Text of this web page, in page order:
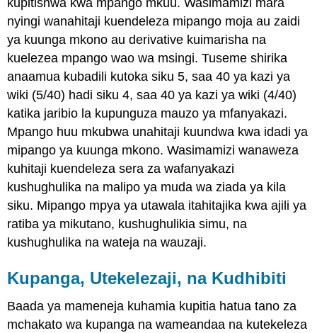
nyingi wanahitaji kuendeleza mipango moja au zaidi
ya kuunga mkono au derivative kuimarisha na
kuelezea mpango wao wa msingi. Tuseme shirika
anaamua kubadili kutoka siku 5, saa 40 ya kazi ya
wiki (5/40) hadi siku 4, saa 40 ya kazi ya wiki (4/40)
katika jaribio la kupunguza mauzo ya mfanyakazi.
Mpango huu mkubwa unahitaji kuundwa kwa idadi ya
mipango ya kuunga mkono. Wasimamizi wanaweza
kuhitaji kuendeleza sera za wafanyakazi
kushughulika na malipo ya muda wa ziada ya kila
siku. Mipango mpya ya utawala itahitajika kwa ajili ya
ratiba ya mikutano, kushughulikia simu, na
kushughulika na wateja na wauzaji.
Kupanga, Utekelezaji, na Kudhibiti
Baada ya mameneja kuhamia kupitia hatua tano za
mchakato wa kupanga na wameandaa na kutekeleza